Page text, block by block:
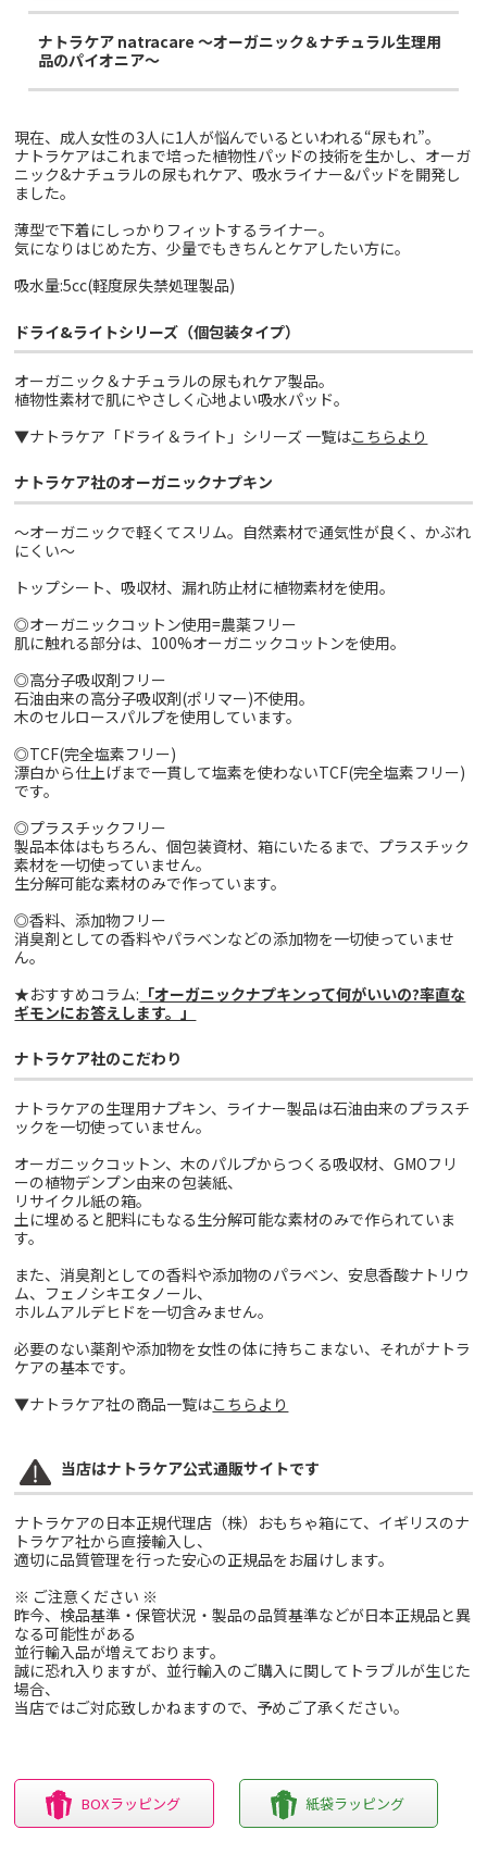
ナトラケア natracare ～オーガニック＆ナチュラル生理用
品のパイオニア～
現在、成人女性の3人に1人が悩んでいるといわれる“尿もれ”。
ナトラケアはこれまで培った植物性パッドの技術を生かし、オーガ
ニック&ナチュラルの尿もれケア、吸水ライナー&パッドを開発し
ました。
薄型で下着にしっかりフィットするライナー。
気になりはじめた方、少量でもきちんとケアしたい方に。
吸水量:5cc(軽度尿失禁処理製品)
ドライ&ライトシリーズ（個包装タイプ）
オーガニック＆ナチュラルの尿もれケア製品。
植物性素材で肌にやさしく心地よい吸水パッド。
▼ナトラケア「ドライ＆ライト」シリーズ 一覧はこちらより
ナトラケア社のオーガニックナプキン
～オーガニックで軽くてスリム。自然素材で通気性が良く、かぶれ
にくい～
トップシート、吸収材、漏れ防止材に植物素材を使用。
◎オーガニックコットン使用=農薬フリー
肌に触れる部分は、100%オーガニックコットンを使用。
◎高分子吸収剤フリー
石油由来の高分子吸収剤(ポリマー)不使用。
木のセルロースパルプを使用しています。
◎TCF(完全塩素フリー)
漂白から仕上げまで一貫して塩素を使わないTCF(完全塩素フリー)
です。
◎プラスチックフリー
製品本体はもちろん、個包装資材、箱にいたるまで、プラスチック
素材を一切使っていません。
生分解可能な素材のみで作っています。
◎香料、添加物フリー
消臭剤としての香料やパラベンなどの添加物を一切使っていませ
ん。
★おすすめコラム: 「オーガニックナプキンって何がいいの?率直な
ギモンにお答えします。」
ナトラケア社のこだわり
ナトラケアの生理用ナプキン、ライナー製品は石油由来のプラスチ
ックを一切使っていません。
オーガニックコットン、木のパルプからつくる吸収材、GMOフリ
ーの植物デンプン由来の包装紙、
リサイクル紙の箱。
土に埋めると肥料にもなる生分解可能な素材のみで作られていま
す。
また、消臭剤としての香料や添加物のパラベン、安息香酸ナトリウ
ム、フェノシキエタノール、
ホルムアルデヒドを一切含みません。
必要のない薬剤や添加物を女性の体に持ちこまない、それがナトラ
ケアの基本です。
▼ナトラケア社の商品一覧はこちらより
当店はナトラケア公式通販サイトです
ナトラケアの日本正規代理店（株）おもちゃ箱にて、イギリスのナ
トラケア社から直接輸入し、
適切に品質管理を行った安心の正規品をお届けします。
※ ご注意ください ※
昨今、検品基準・保管状況・製品の品質基準などが日本正規品と異
なる可能性がある
並行輸入品が増えております。
誠に恐れ入りますが、並行輸入のご購入に関してトラブルが生じた
場合、
当店ではご対応致しかねますので、予めご了承ください。
BOXラッピング 紙袋ラッピング